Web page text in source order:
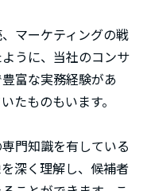
マーケティングの戦
うに、当社のコンサ
富な実務経験があ
たものもいます。
門知識を有している
深く理解し、候補者